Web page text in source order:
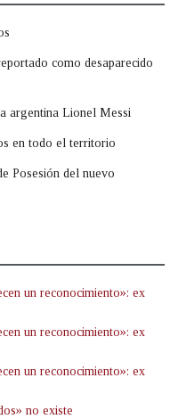
como desaparecido
argentina Lionel Messi
en todo el territorio
Posesión del nuevo
un reconocimiento»: ex
un reconocimiento»: ex
un reconocimiento»: ex
no existe